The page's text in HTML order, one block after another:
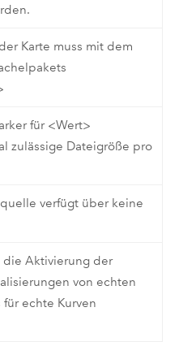
Karte muss mit dem
für <Wert>
zulässige Dateigröße pro
verfügt über keine
Aktivierung der
von echten
echte Kurven